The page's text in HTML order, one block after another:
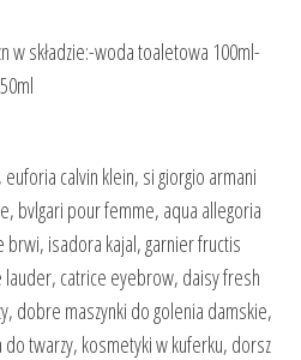
w składzie:-woda toaletowa 100ml-
calvin klein, si giorgio armani
bvlgari pour femme, aqua allegoria
isadora kajal, garnier fructis
catrice eyebrow, daisy fresh
dobre maszynki do golenia damskie,
do twarzy, kosmetyki w kuferku, dorsz